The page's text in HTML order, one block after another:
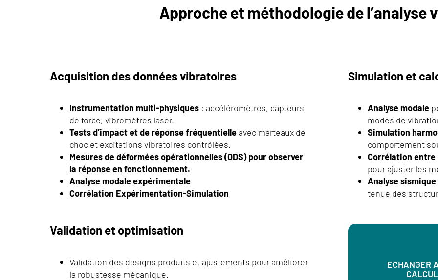
Approche et méthodologie de l’analyse
Acquisition des données vibratoires
Instrumentation multi-physiques : accéléromètres, capteurs
de force, vibromètres laser.
Tests d’impact et de réponse fréquentielle avec marteaux de
choc et excitations vibratoires contrôlées.
Mesures de déformées opérationnelles (ODS) pour observer
la réponse en fonctionnement.
Analyse modale expérimentale
Corrélation Expérimentation-Simulation
Simulation et
Analyse modale
modes de
Simulation
comportement
Corrélation entre
pour ajuster les
Analyse
tenue des
Validation et optimisation
Validation des designs produits et ajustements pour améliorer
la robustesse mécanique.
ECHANGER